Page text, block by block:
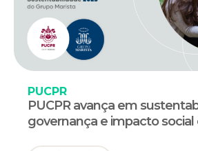
PUCPR
PUCPR avança em
governança e impacto social